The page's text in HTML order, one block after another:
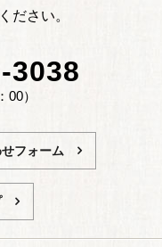
ださい。
3038
00）
フォーム